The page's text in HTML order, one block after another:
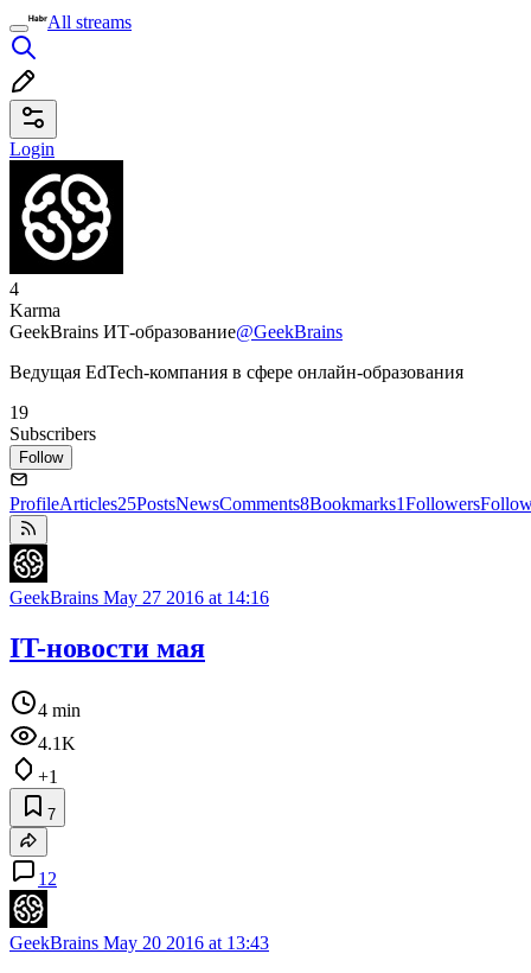
All streams
Login
4
Karma
GeekBrains ИТ-образование@GeekBrains
Ведущая EdTech-компания в сфере онлайн-образования
19
Subscribers
Follow
ProfileArticles25PostsNewsComments8Bookmarks1Followers
GeekBrains May 27 2016 at 14:16
IT-новости мая
4 min
4.1K
+1
7
12
GeekBrains May 20 2016 at 13:43